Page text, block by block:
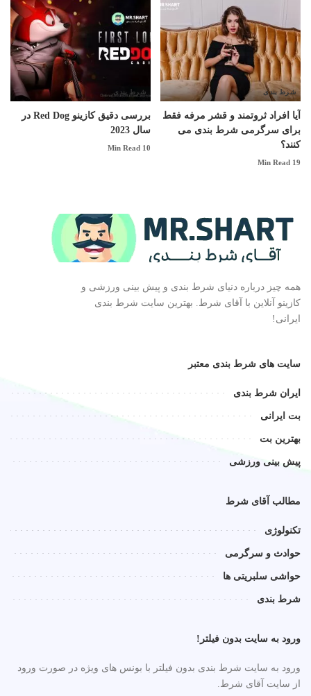
شرط بندی
‎آیا افراد ثروتمند و قشر مرفه فقط
برای سرگرمی شرط‌ بندی می
کنند؟
19 Min Read
شرط بندی
بررسی دقیق کازینو Red Dog در
سال 2023
10 Min Read
همه چیز درباره دنیای شرط بندی و پیش بینی ورزشی و
کازینو آنلاین با آقای شرط. بهترین سایت شرط بندی
ایرانی!
سایت های شرط بندی معتبر
ایران شرط بندی
بت ایرانی
بهترین بت
پیش بینی ورزشی
مطالب آقای شرط
تکنولوژی
حوادث و سرگرمی
حواشی سلبریتی ها
شرط بندی
ورود به سایت بدون فیلتر!
ورود به سایت شرط بندی بدون فیلتر با بونس های ویژه در صورت ورود
از سایت آقای شرط.